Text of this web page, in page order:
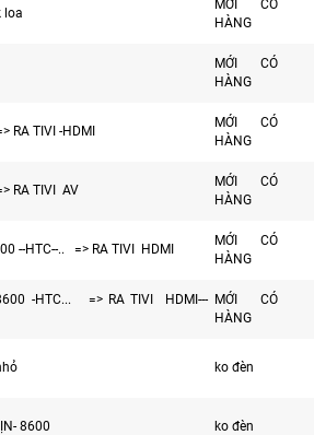
loa
MỚI CÓ
HÀNG
MỚI CÓ
HÀNG
RA TIVI -HDMI
MỚI CÓ
HÀNG
RA TIVI AV
MỚI CÓ
HÀNG
--HTC--.. => RA TIVI HDMI
MỚI CÓ
HÀNG
-HTC... => RA TIVI HDMI--- MỚI CÓ
HÀNG
ko đèn
8600 ko đèn